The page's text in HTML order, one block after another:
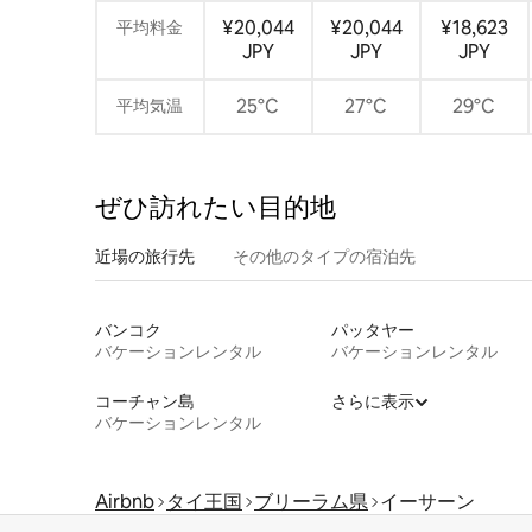
平均料金
¥20,044
JPY
¥20,044
JPY
¥18,623
JPY
平均気温 25°C 27°C 29°C
ぜひ訪⁠れ⁠た⁠い目⁠的⁠地
近場の旅行先 その他のタ⁠イ⁠プ⁠の宿⁠泊⁠先
バンコク
バケーションレンタル
パッタヤー
バケーションレンタル
コーチャン島
バケーションレンタル
さらに表示
Airbnb タイ王国 ブリーラム県 イーサーン